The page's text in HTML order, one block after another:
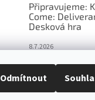
Odmítnout
Připravujeme:
Come:
Desková hra
8.7.2026
Nejlepší
výběr, který frčí
Česku